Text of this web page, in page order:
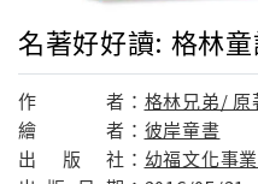
名著好好讀: 格林
作 者： 格林兄弟/ 原
繪
者： 彼岸童書
出
版 社： 幼福文化事